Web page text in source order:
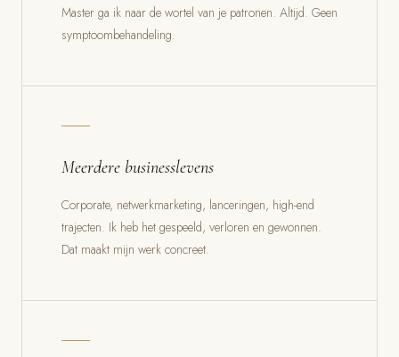
Master ga ik naar de wortel van je patronen. Altijd. Geen
symptoombehandeling.
Meerdere businesslevens
Corporate, netwerkmarketing, lanceringen, high-end
trajecten. Ik heb het gespeeld, verloren en gewonnen.
Dat maakt mijn werk concreet.